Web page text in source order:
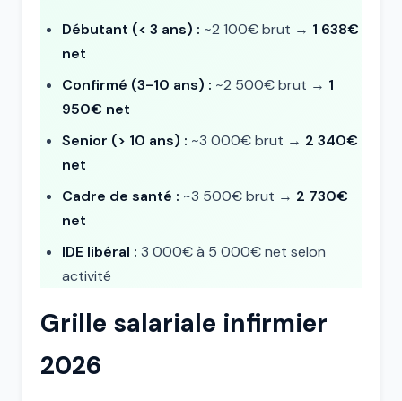
Débutant (< 3 ans) : ~2 100€ brut → 1 638€
net
Confirmé (3-10 ans) : ~2 500€ brut → 1
950€ net
Senior (> 10 ans) : ~3 000€ brut → 2 340€
net
Cadre de santé : ~3 500€ brut → 2 730€
net
IDE libéral : 3 000€ à 5 000€ net selon
activité
Grille salariale infirmier
2026